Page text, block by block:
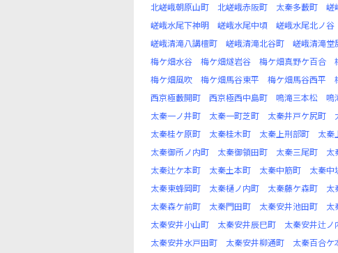
北嵯峨朝原山町
北嵯峨赤阪町 太秦多藪町 嵯
嵯峨水尾下神明
嵯峨水尾中頃 嵯峨水尾北ノ谷
嵯峨清滝八講檀町
嵯峨清滝北谷町 嵯峨清滝堂
梅ケ畑水谷
梅ケ畑燧岩谷 梅ケ畑真野ケ百合
梅ケ畑風吹
梅ケ畑馬谷東平 梅ケ畑馬谷西平
西京極藪開町
西京極西中島町 鳴滝三本松 鳴
太秦一ノ井町
太秦一町芝町 太秦井戸ケ尻町
太秦桂ケ原町
太秦桂木町 太秦上刑部町 太秦
太秦御所ノ内町
太秦御領田町 太秦三尾町 太
太秦辻ケ本町
太秦土本町 太秦中筋町 太秦中
太秦東蜂岡町
太秦樋ノ内町 太秦藤ケ森町 太
太秦森ケ前町
太秦門田町 太秦安井池田町 太
太秦安井小山町
太秦安井辰巳町 太秦安井辻ノ
太秦安井水戸田町
太秦安井柳通町 太秦百合ケ